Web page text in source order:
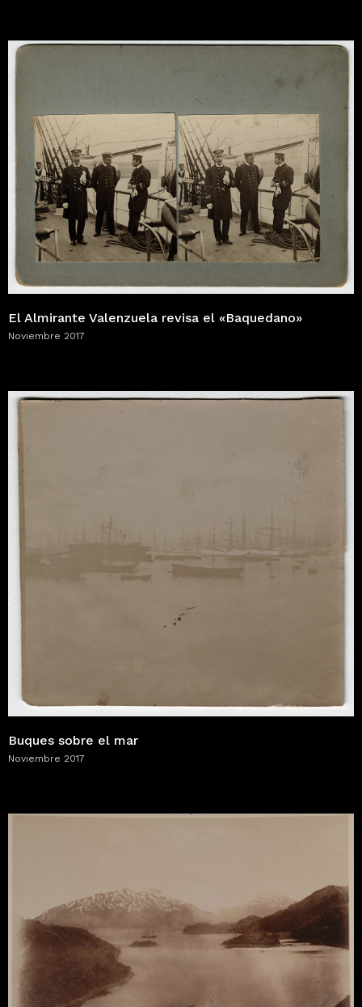
El Almirante Valenzuela revisa el «Baquedano»
Noviembre 2017
Buques sobre el mar
Noviembre 2017